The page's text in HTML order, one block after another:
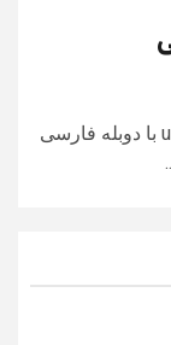
دانلود فیلم شکست ناپذیر ۳ – undisputed 3 با دوبله فارسی